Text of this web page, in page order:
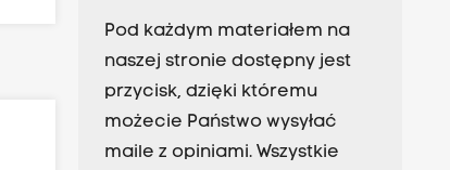
Pod każdym materiałem na
naszej stronie dostępny jest
przycisk, dzięki któremu
możecie Państwo wysyłać
maile z opiniami. Wszystkie